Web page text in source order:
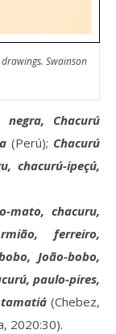
Swainson
Chacurú
(Perú); Chacurú
chacurú-ipeçú,
mato, chacuru,
ferreiro,
João-bobo,
paulo-pires,
tamatiá(Chebez,
2020:30).